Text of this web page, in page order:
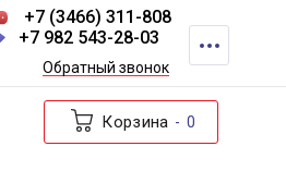
+7 (3466) 311-808
+7 982 543-28-03
Обратный звонок
Корзина 0